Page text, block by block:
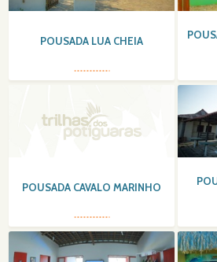
POUSADA LUA CHEIA
POUSADA CAVALO MARINHO